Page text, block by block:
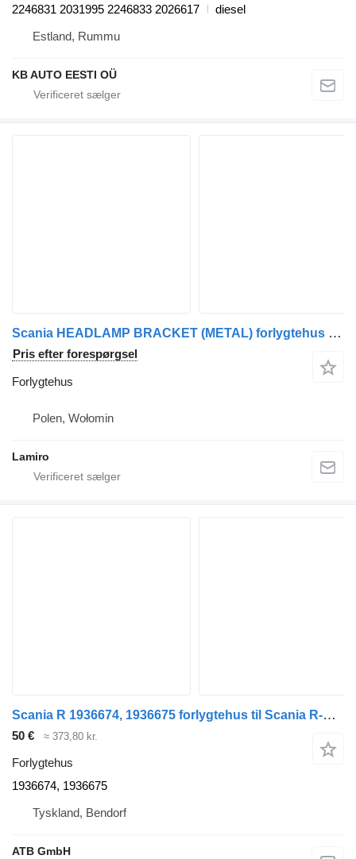
2246831 2031995 2246833 2026617
diesel
Estland, Rummu
KB AUTO EESTI OÜ
Scania HEADLAMP BRACKET (METAL) forlygtehus til Scania 6 lastbil
Pris efter forespørgsel
Forlygtehus
Polen, Wołomin
Lamiro
Scania R 1936674, 1936675 forlygtehus til Scania R-Serie R440 lastbil
50 € ≈ 373,80 kr.
Forlygtehus
1936674, 1936675
Tyskland, Bendorf
ATB GmbH